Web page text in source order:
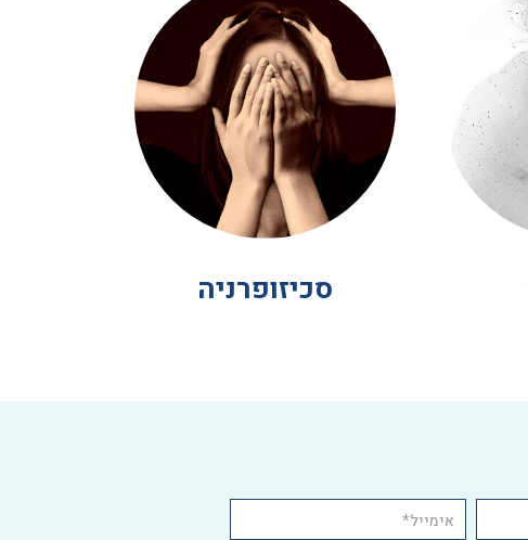
סכיזופרניה